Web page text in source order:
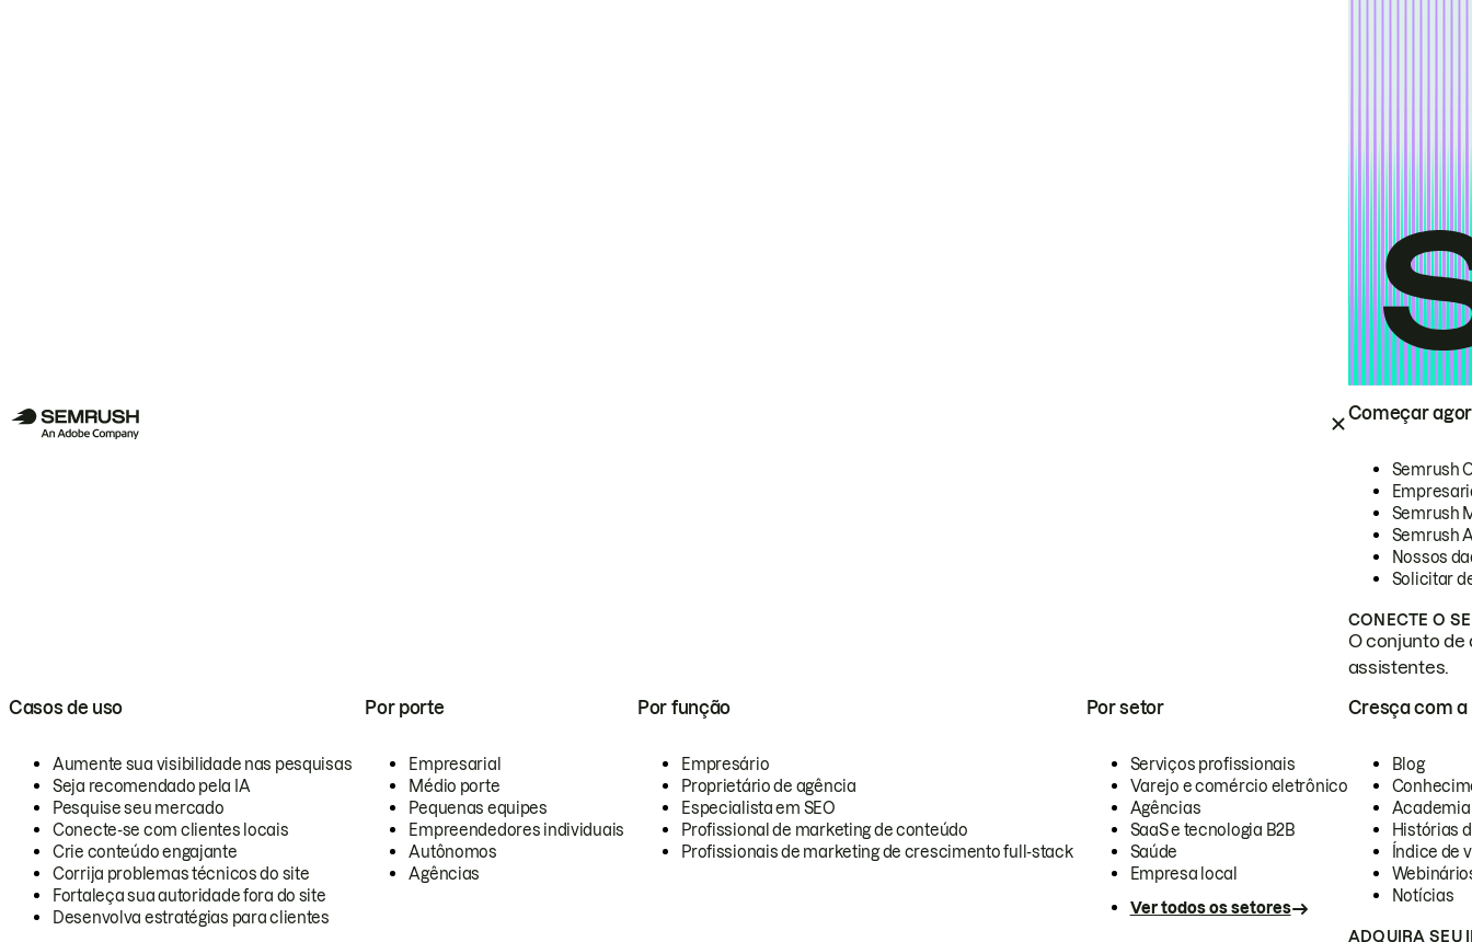
Começar
Semrush
Semrush
Semrush
Nossos
Solicitar
CONECTE O
O conjunto de
assistentes.
Casos de uso
Aumente sua visibilidade nas pesquisas
Seja recomendado pela IA
Pesquise seu mercado
Conecte-se com clientes locais
Crie conteúdo engajante
Corrija problemas técnicos do site
Fortaleça sua autoridade fora do site
Desenvolva estratégias para clientes
Por porte
Empresarial
Médio porte
Pequenas equipes
Empreendedores individuais
Autônomos
Agências
Por função
Empresário
Proprietário de agência
Especialista em SEO
Profissional de marketing de conteúdo
Profissionais de marketing de crescimento full-stack
Por setor
Serviços profissionais
Varejo e comércio eletrônico
Agências
SaaS e tecnologia B2B
Saúde
Empresa local
Ver todos os setores
Cresça com a
Blog
Academia
Histórias
Índice de
Notícias
ADQUIRA SEU